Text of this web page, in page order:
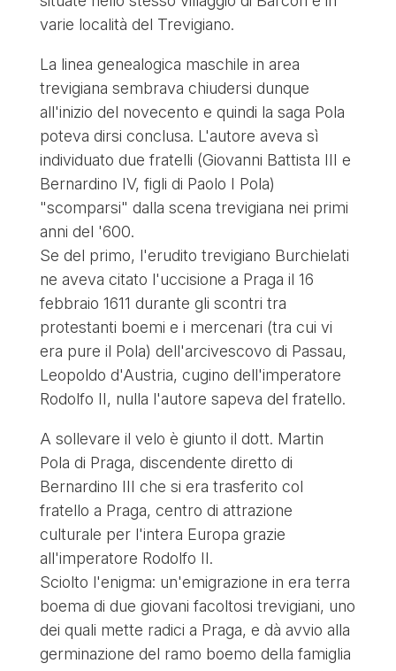
varie località del Trevigiano.
La linea genealogica maschile in area
trevigiana sembrava chiudersi dunque
all'inizio del novecento e quindi la saga Pola
poteva dirsi conclusa. L'autore aveva sì
individuato due fratelli (Giovanni Battista III e
Bernardino IV, figli di Paolo I Pola)
"scomparsi" dalla scena trevigiana nei primi
anni del '600.
Se del primo, l'erudito trevigiano Burchielati
ne aveva citato l'uccisione a Praga il 16
febbraio 1611 durante gli scontri tra
protestanti boemi e i mercenari (tra cui vi
era pure il Pola) dell'arcivescovo di Passau,
Leopoldo d'Austria, cugino dell'imperatore
Rodolfo II, nulla l'autore sapeva del fratello.
A sollevare il velo è giunto il dott. Martin
Pola di Praga, discendente diretto di
Bernardino III che si era trasferito col
fratello a Praga, centro di attrazione
culturale per l'intera Europa grazie
all'imperatore Rodolfo II.
Sciolto l'enigma: un'emigrazione in era terra
boema di due giovani facoltosi trevigiani, uno
dei quali mette radici a Praga, e dà avvio alla
germinazione del ramo boemo della famiglia